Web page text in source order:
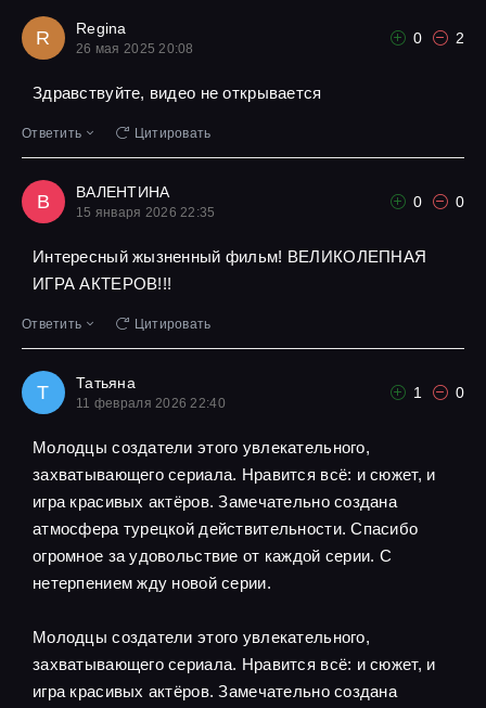
R Regina
26 мая 2025 20:08
0 2
Здравствуйте, видео не открывается
Ответить Цитировать
В ВАЛЕНТИНА
15 января 2026 22:35
0 0
Интересный жызненный фильм! ВЕЛИКОЛЕПНАЯ
ИГРА АКТЕРОВ!!!
Ответить Цитировать
Т Татьяна
11 февраля 2026 22:40
1 0
Молодцы создатели этого увлекательного,
захватывающего сериала. Нравится всё: и сюжет, и
игра красивых актёров. Замечательно создана
атмосфера турецкой действительности. Спасибо
огромное за удовольствие от каждой серии. С
нетерпением жду новой серии.
Молодцы создатели этого увлекательного,
захватывающего сериала. Нравится всё: и сюжет, и
игра красивых актёров. Замечательно создана